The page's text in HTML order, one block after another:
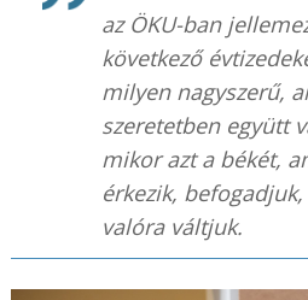
az ÖKU-ban
következő
milyen nagyszerű,
szeretetben együtt
mikor azt a békét,
érkezik,
valóra váltjuk.